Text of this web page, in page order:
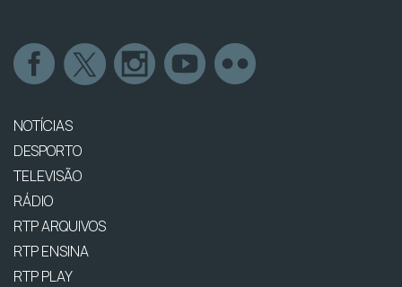
NOTÍCIAS
DESPORTO
TELEVISÃO
RÁDIO
RTP ARQUIVOS
RTP ENSINA
RTP PLAY